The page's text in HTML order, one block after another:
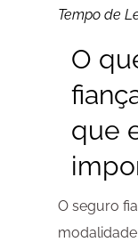
Tempo de
O
que
O seguro